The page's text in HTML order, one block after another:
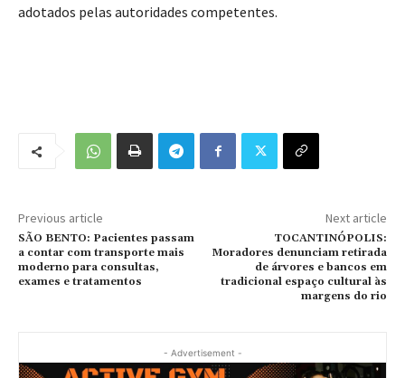
adotados pelas autoridades competentes.
Previous article
SÃO BENTO: Pacientes passam
a contar com transporte mais
moderno para consultas,
exames e tratamentos
Next article
TOCANTINÓPOLIS:
Moradores denunciam retirada
de árvores e bancos em
tradicional espaço cultural às
margens do rio
- Advertisement -